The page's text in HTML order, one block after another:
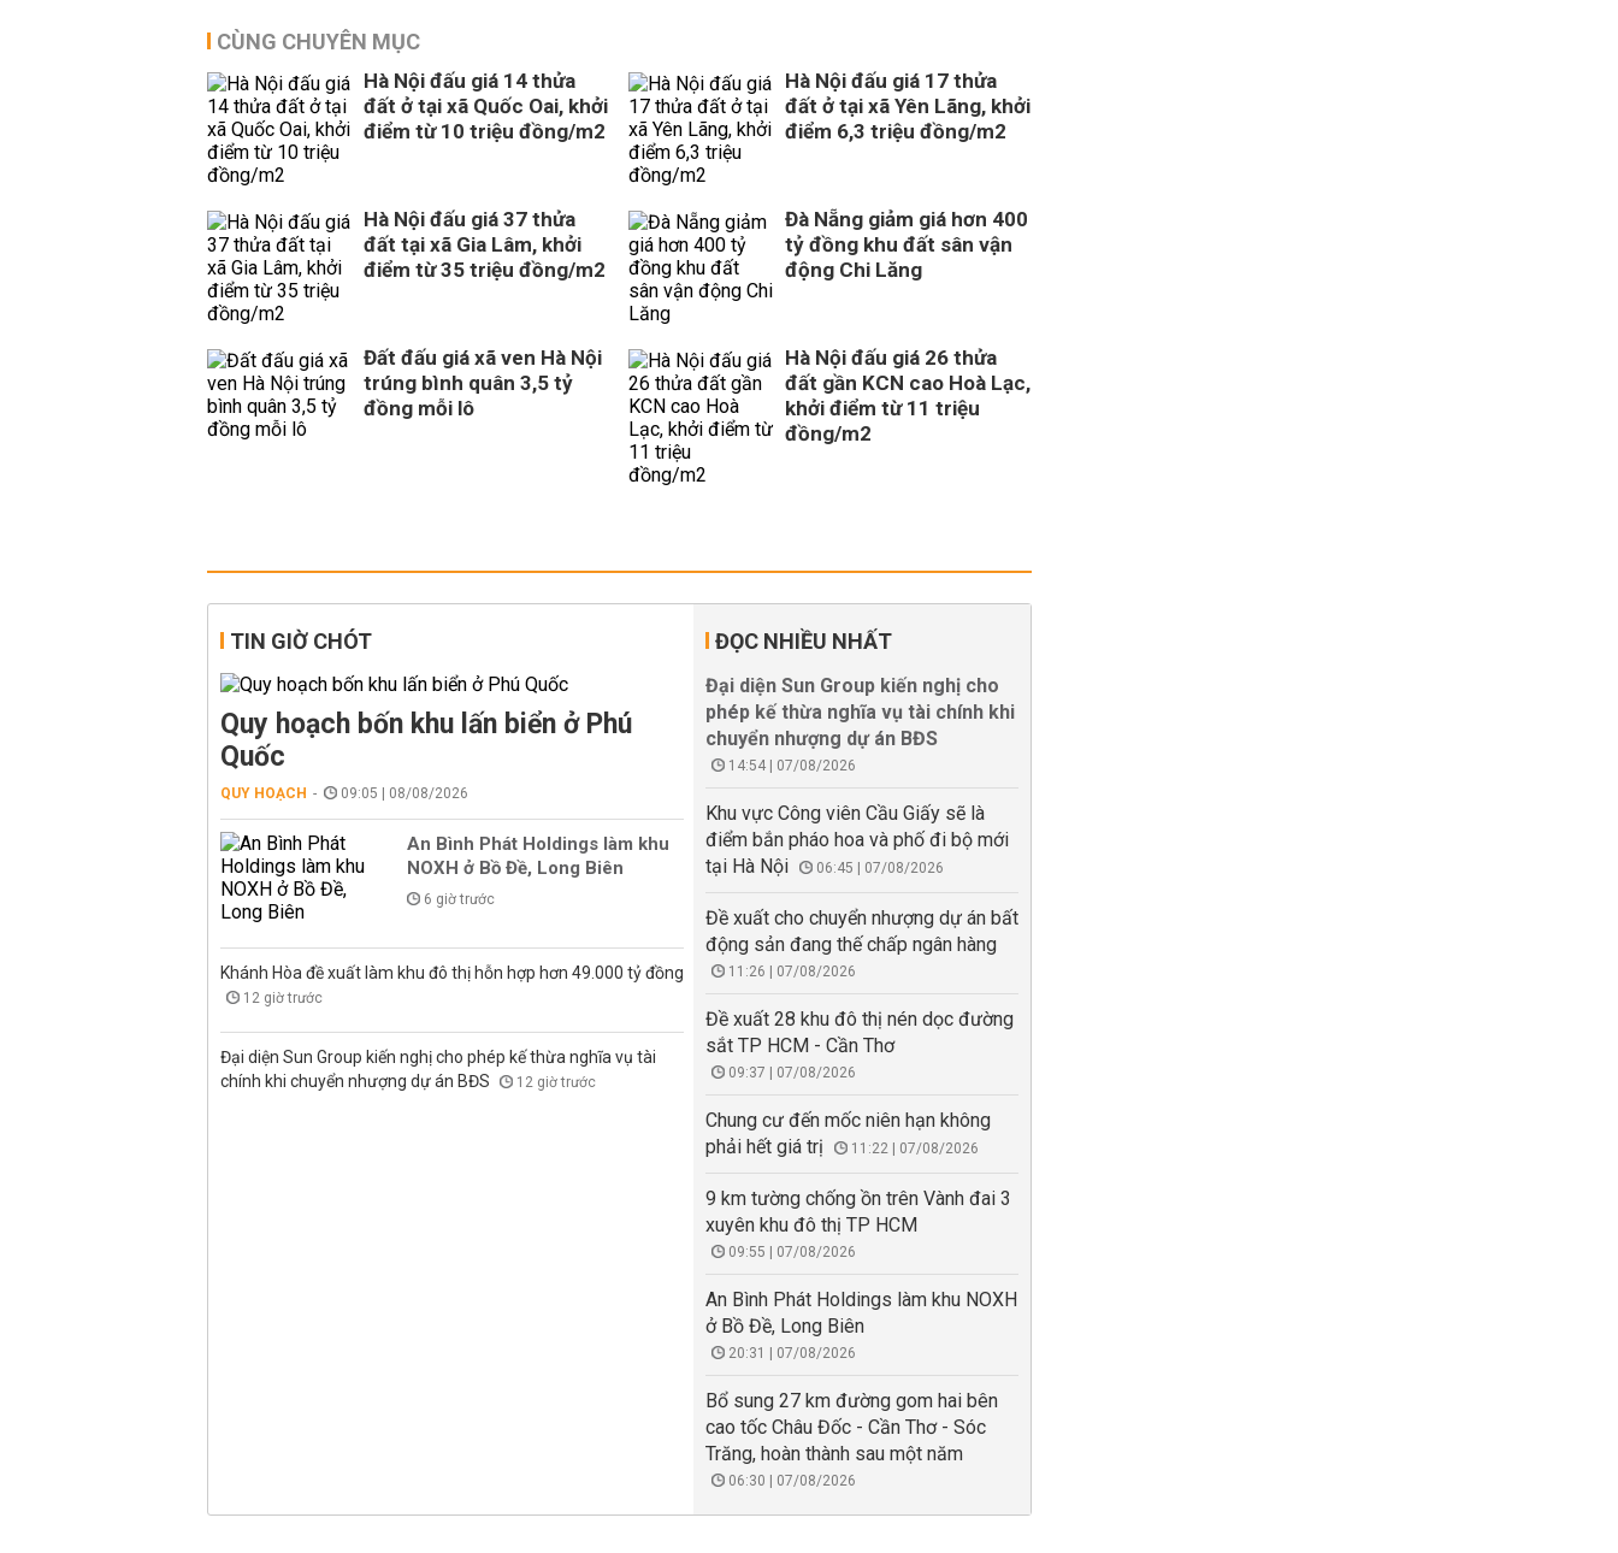
CÙNG CHUYÊN MỤC
Hà Nội đấu giá 14 thửa
đất ở tại xã Quốc Oai, khởi
điểm từ 10 triệu đồng/m2
Hà Nội đấu giá 17 thửa
đất ở tại xã Yên Lãng, khởi
điểm 6,3 triệu đồng/m2
Hà Nội đấu giá 37 thửa
đất tại xã Gia Lâm, khởi
điểm từ 35 triệu đồng/m2
Đà Nẵng giảm giá hơn 400
tỷ đồng khu đất sân vận
động Chi Lăng
Đất đấu giá xã ven Hà Nội
trúng bình quân 3,5 tỷ
đồng mỗi lô
Hà Nội đấu giá 26 thửa
đất gần KCN cao Hoà Lạc,
khởi điểm từ 11 triệu
đồng/m2
TIN GIỜ CHÓT
Quy hoạch bốn khu lấn biển ở Phú
Quốc
QUY HOẠCH 09:05 | 08/08/2026
An Bình Phát Holdings làm khu
NOXH ở Bồ Đề, Long Biên
6 giờ trước
Khánh Hòa đề xuất làm khu đô thị hỗn hợp hơn 49.000 tỷ đồng
12 giờ trước
Đại diện Sun Group kiến nghị cho phép kế thừa nghĩa vụ tài
chính khi chuyển nhượng dự án BĐS
12 giờ trước
ĐỌC NHIỀU NHẤT
Đại diện Sun Group kiến nghị cho
phép kế thừa nghĩa vụ tài chính khi
chuyển nhượng dự án BĐS
14:54 | 07/08/2026
Khu vực Công viên Cầu Giấy sẽ là
điểm bắn pháo hoa và phố đi bộ mới
tại Hà Nội
06:45 | 07/08/2026
Đề xuất cho chuyển nhượng dự án bất
động sản đang thế chấp ngân hàng
11:26 | 07/08/2026
Đề xuất 28 khu đô thị nén dọc đường
sắt TP HCM - Cần Thơ
09:37 | 07/08/2026
Chung cư đến mốc niên hạn không
phải hết giá trị
11:22 | 07/08/2026
9 km tường chống ồn trên Vành đai 3
xuyên khu đô thị TP HCM
09:55 | 07/08/2026
An Bình Phát Holdings làm khu NOXH
ở Bồ Đề, Long Biên
20:31 | 07/08/2026
Bổ sung 27 km đường gom hai bên
cao tốc Châu Đốc - Cần Thơ - Sóc
Trăng, hoàn thành sau một năm
06:30 | 07/08/2026